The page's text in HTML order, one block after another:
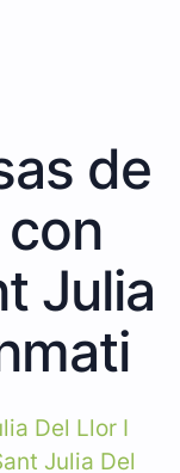
de
Julia
Del Llor I
Julia Del